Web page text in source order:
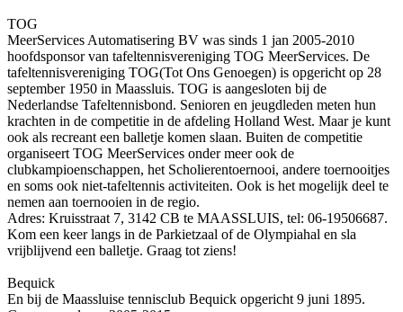
TOG
MeerServices Automatisering BV was sinds 1 jan 2005-2010
hoofdsponsor van tafeltennisvereniging TOG MeerServices. De
tafeltennisvereniging TOG(Tot Ons Genoegen) is opgericht op 28
september 1950 in Maassluis. TOG is aangesloten bij de
Nederlandse Tafeltennisbond. Senioren en jeugdleden meten hun
krachten in de competitie in de afdeling Holland West. Maar je kunt
ook als recreant een balletje komen slaan. Buiten de competitie
organiseert TOG MeerServices onder meer ook de
clubkampioenschappen, het Scholierentoernooi, andere toernooitjes
en soms ook niet-tafeltennis activiteiten. Ook is het mogelijk deel te
nemen aan toernooien in de regio.
Adres: Kruisstraat 7, 3142 CB te MAASSLUIS, tel: 06-19506687.
Kom een keer langs in de Parkietzaal of de Olympiahal en sla
vrijblijvend een balletje. Graag tot ziens!
Bequick
En bij de Maassluise tennisclub Bequick opgericht 9 juni 1895.